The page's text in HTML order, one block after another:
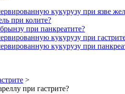
кукурузу при язве
при колите?
при панкреатите?
кукурузу при
кукурузу при
>
при гастрите?